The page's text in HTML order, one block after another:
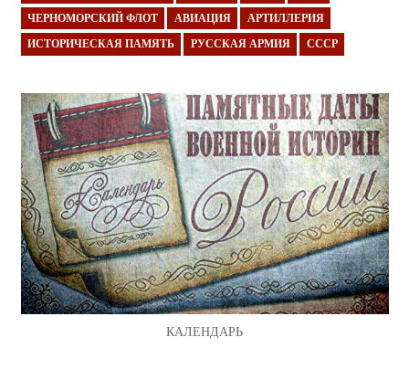
ЧЕРНОМОРСКИЙ ФЛОТ АВИАЦИЯ АРТИЛЛЕРИЯ
ИСТОРИЧЕСКАЯ ПАМЯТЬ РУССКАЯ АРМИЯ СССР
КАЛЕНДАРЬ